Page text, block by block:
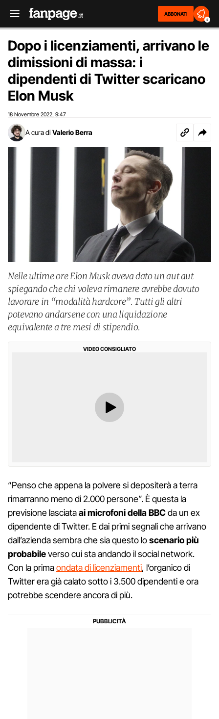
ABBONATI
2
Dopo i licenziamenti, arrivano le
dimissioni di massa: i
dipendenti di Twitter scaricano
Elon Musk
18 Novembre 2022 9:47
A cura di Valerio Berra
Nelle ultime ore Elon Musk aveva dato un aut aut
spiegando che chi voleva rimanere avrebbe dovuto
lavorare in “modalità hardcore”. Tutti gli altri
potevano andarsene con una liquidazione
equivalente a tre mesi di stipendio.
VIDEO CONSIGLIATO
“Penso che appena la polvere si depositerà a terra
rimarranno meno di 2.000 persone”. È questa la
previsione lasciataai microfoni della BBCda un ex
dipendente di Twitter. E dai primi segnali che arrivano
dall’azienda sembra che sia questo loscenario più
probabileverso cui sta andando il social network.
Con la primaondata di licenziamenti, l’organico di
Twitter era già calato sotto i 3.500 dipendenti e ora
potrebbe scendere ancora di più.